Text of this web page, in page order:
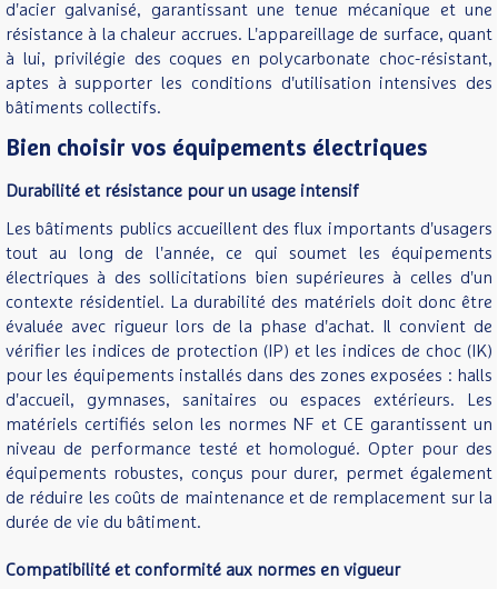
d'acier galvanisé, garantissant une tenue mécanique et une
résistance à la chaleur accrues. L'appareillage de surface, quant
à lui, privilégie des coques en polycarbonate choc-résistant,
aptes à supporter les conditions d'utilisation intensives des
bâtiments collectifs.
Bien choisir vos équipements électriques
Durabilité et résistance pour un usage intensif
Les bâtiments publics accueillent des flux importants d'usagers
tout au long de l'année, ce qui soumet les équipements
électriques à des sollicitations bien supérieures à celles d'un
contexte résidentiel. La durabilité des matériels doit donc être
évaluée avec rigueur lors de la phase d'achat. Il convient de
vérifier les indices de protection (IP) et les indices de choc (IK)
pour les équipements installés dans des zones exposées : halls
d'accueil, gymnases, sanitaires ou espaces extérieurs. Les
matériels certifiés selon les normes NF et CE garantissent un
niveau de performance testé et homologué. Opter pour des
équipements robustes, conçus pour durer, permet également
de réduire les coûts de maintenance et de remplacement sur la
durée de vie du bâtiment.
Compatibilité et conformité aux normes en vigueur